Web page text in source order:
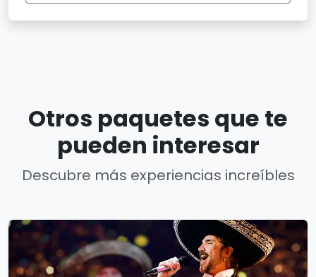
Otros paquetes que te
pueden interesar
Descubre más experiencias increíbles